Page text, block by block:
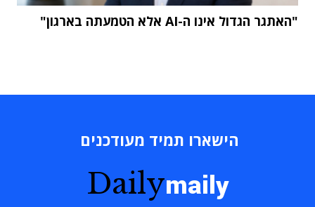
"האתגר הגדול אינו ה-AI אלא הטמעתה בארגון"
הישארו תמיד מעודכנים
Dailymaily